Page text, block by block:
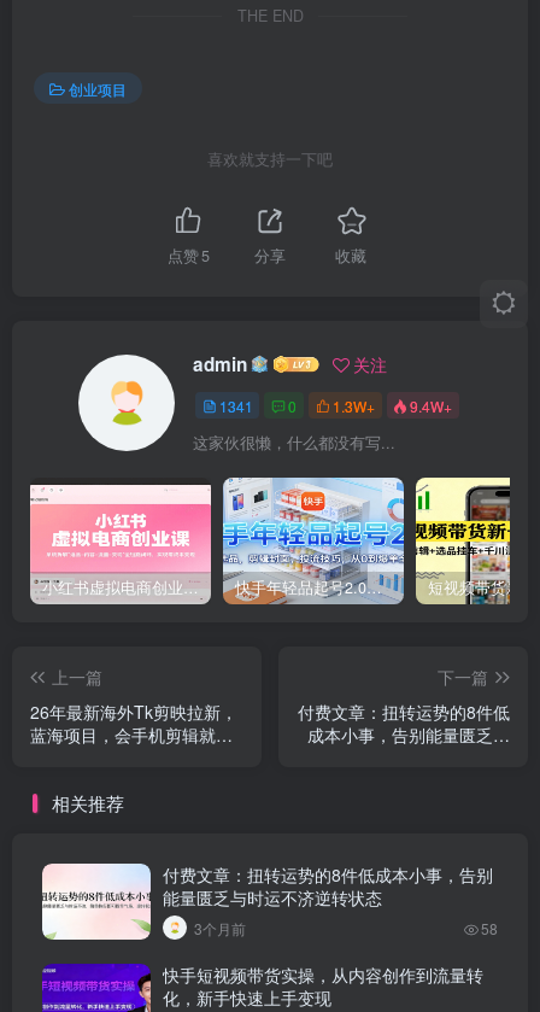
THE END
创业项目
喜欢就支持一下吧
点赞5 分享 收藏
admin 关注
1341 0 1.3W+ 9.4W+
这家伙很懒，什么都没有写...
小红书虚拟电商创业课，系统拆解选品-内容-流量-变现，实现零成本变现 快手年轻品起号2.0：养号选品，剪辑封面，投流技巧，从0到爆单全流程
上一篇
26年最新海外Tk剪映拉新，
蓝海项目，会手机剪辑就可
下一篇
付费文章：扭转运势的8件低
成本小事，告别能量匮乏与
相关推荐
付费文章：扭转运势的8件低成本小事，告别
能量匮乏与时运不济逆转状态
3个月前 58
快手短视频带货实操，从内容创作到流量转
化，新手快速上手变现